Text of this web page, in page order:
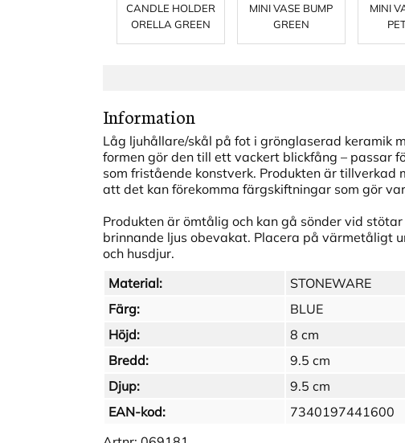
CANDLE HOLDER
ORELLA GREEN
MINI VASE BUMP
GREEN
MINI
Information
Låg ljuhållare/skål på fot i grönglaserad keramik
formen gör den till ett vackert blickfång – passar
som fristående konstverk. Produkten är tillverkad
att det kan förekomma färgskiftningar som gör
Produkten är ömtålig och kan gå sönder vid
brinnande ljus obevakat. Placera på värmetåligt
och husdjur.
Material:
STONEWARE
Färg:
BLUE
Höjd:
8 cm
Bredd:
9.5 cm
Djup:
9.5 cm
EAN-kod:
7340197441600